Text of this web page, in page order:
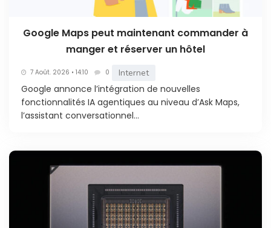
Google Maps peut maintenant commander à
manger et réserver un hôtel
7 Août. 2026 • 14:10 0 Internet
Google annonce l’intégration de nouvelles
fonctionnalités IA agentiques au niveau d’Ask Maps,
l’assistant conversationnel...